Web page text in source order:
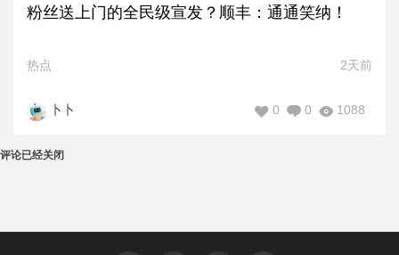
粉丝送上门的全民级宣发？顺丰：通通笑纳！
热点 2天前
卜卜 1088
0
0
评论已经关闭